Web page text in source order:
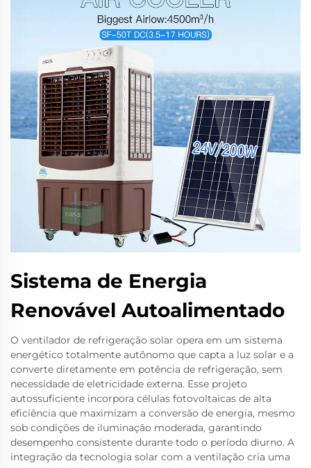
Sistema de Energia
Renovável Autoalimentado
O ventilador de refrigeração solar opera em um sistema
energético totalmente autônomo que capta a luz solar e a
converte diretamente em potência de refrigeração, sem
necessidade de eletricidade externa. Esse projeto
autossuficiente incorpora células fotovoltaicas de alta
eficiência que maximizam a conversão de energia, mesmo
sob condições de iluminação moderada, garantindo
desempenho consistente durante todo o período diurno. A
integração da tecnologia solar com a ventilação cria uma